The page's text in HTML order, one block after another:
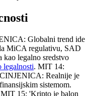
Globalni trend ide
MiCA regulativu, SAD
kao legalno sredstvo
legalnosti. MIT 14:
Realnije je
sistemom.
MIT 15: 'Kripto je balon